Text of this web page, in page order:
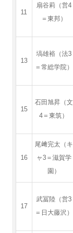
11
扇谷莉（営4
＝東邦）
13
塙雄裕（法3
＝常総学院）
15
石田旭昇（文
4＝東筑）
16
尾﨑完太（キ
ャ3＝滋賀学
園）
17
武冨陸（営3
＝日大藤沢）